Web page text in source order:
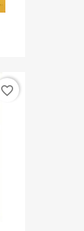
favorite_border